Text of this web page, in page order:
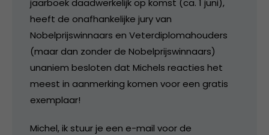
jaarboek daadwerkelijk op komst (ca. 1 juni),
heeft de onafhankelijke jury van
Nobelprijswinnaars en Veterdiplomahouders
(maar dan zonder de Nobelprijswinnaars)
unaniem besloten dat Michels reacties het
meest in aanmerking komen voor een gratis
exemplaar!
Michel, ik stuur je een e-mail voor de